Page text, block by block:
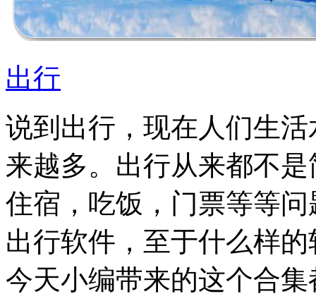
出行
说到出行，现在人们生
来越多。出行从来都不
住宿，吃饭，门票等等
出行软件，至于什么样
今天小编带来的这个合